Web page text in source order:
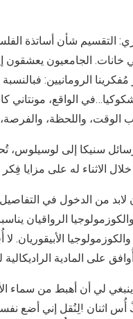
التقسيم شأن أساتذة
خانات. الجامعيون يعشقون
مُفكرينا الرومانيين:
شكوكيا…في الواقع،
الوقت، واللحظة،
سنيكا إلى لوسيلوس،
الاثناء له على مزايا
لابد من الدخول في التفاصيل
والكوزمولوجيا الرواقيان
والكوزمولوجيا الأبيقوريان.
على المادية الراديكالية
لي أن أهبط من سماء
اثنان !لِنُقل إني أضع